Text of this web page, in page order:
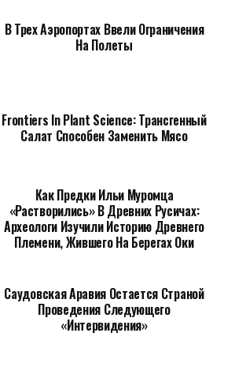
В Трех Аэропортах Ввели Ограничения
На Полеты
Frontiers In Plant Science: Трансгенный
Салат Способен Заменить Мясо
Как Предки Ильи Муромца
«растворились» В Древних Русичах:
Археологи Изучили Историю Древнего
Племени, Жившего На Берегах Оки
Саудовская Аравия Остается Страной
Проведения Следующего
«Интервидения»